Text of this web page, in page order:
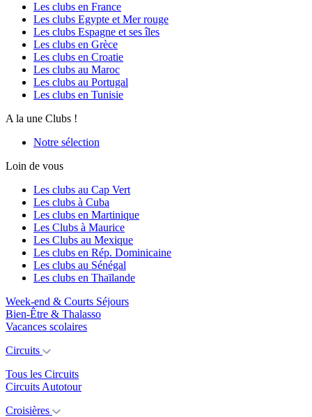
Les clubs en France
Les clubs Egypte et Mer rouge
Les clubs Espagne et ses îles
Les clubs en Grèce
Les clubs en Croatie
Les clubs au Maroc
Les clubs au Portugal
Les clubs en Tunisie
A la une Clubs !
Notre sélection
Loin de vous
Les clubs au Cap Vert
Les clubs à Cuba
Les clubs en Martinique
Les Clubs à Maurice
Les Clubs au Mexique
Les clubs en Rép. Dominicaine
Les clubs au Sénégal
Les clubs en Thaïlande
Week-end & Courts Séjours
Bien-Être & Thalasso
Vacances scolaires
Circuits
Tous les Circuits
Circuits Autotour
Croisières